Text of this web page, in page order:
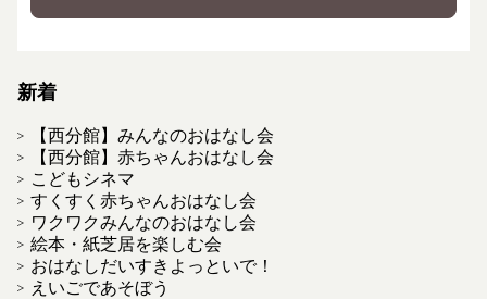
新着
【西分館】みんなのおはなし会
【西分館】赤ちゃんおはなし会
こどもシネマ
すくすく赤ちゃんおはなし会
ワクワクみんなのおはなし会
絵本・紙芝居を楽しむ会
おはなしだいすきよっといで！
えいごであそぼう